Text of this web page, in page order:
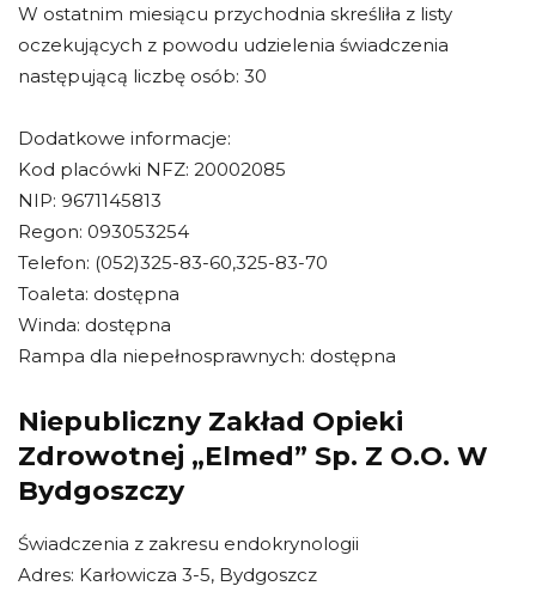
W ostatnim miesiącu przychodnia skreśliła z listy
oczekujących z powodu udzielenia świadczenia
następującą liczbę osób: 30
Dodatkowe informacje:
Kod placówki NFZ: 20002085
NIP: 9671145813
Regon: 093053254
Telefon: (052)325-83-60,325-83-70
Toaleta: dostępna
Winda: dostępna
Rampa dla niepełnosprawnych: dostępna
Niepubliczny Zakład Opieki
Zdrowotnej „Elmed” Sp. Z O.O. W
Bydgoszczy
Świadczenia z zakresu endokrynologii
Adres: Karłowicza 3-5, Bydgoszcz